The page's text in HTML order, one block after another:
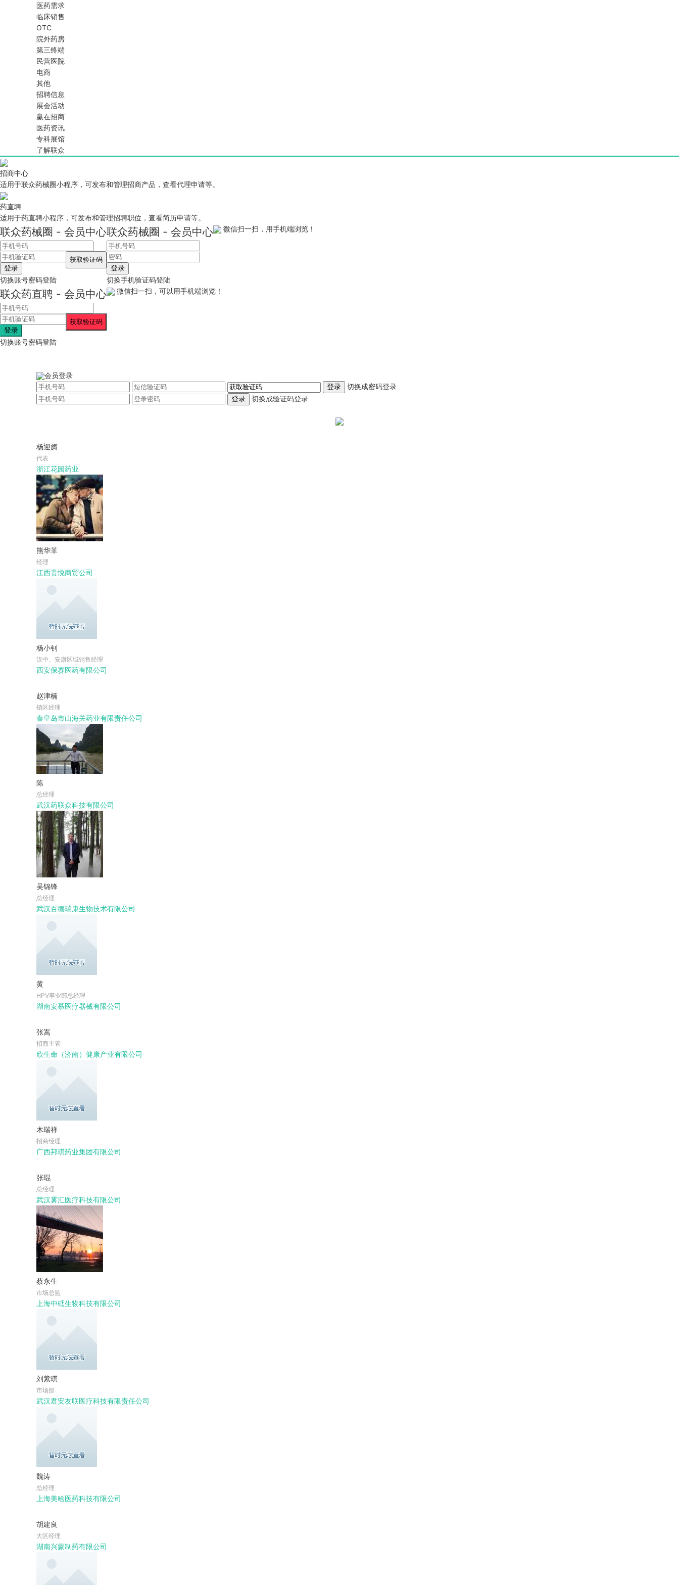
医药需求
临床销售
OTC
院外药房
第三终端
民营医院
电商
其他
招聘信息
展会活动
赢在招商
医药资讯
专科展馆
了解联众
招商中心
适用于联众药械圈小程序，可发布和管理招商产品，查看代理申请等。
药直聘
适用于药直聘小程序，可发布和管理招聘职位，查看简历申请等。
联众药械圈 - 会员中心
登录
切换账号密码登陆
联众药械圈 - 会员中心
登录
切换手机验证码登陆
微信扫一扫，用手机端浏览！
联众药直聘 - 会员中心
登录
切换账号密码登陆
微信扫一扫，可以用手机端浏览！
会员登录
登录 切换成密码登录
登录 切换成验证码登录
杨迎旖
代表
浙江花园药业
熊华革
经理
江西贵悦商贸公司
杨小钊
汉中、安康区域销售经理
西安保赛医药有限公司
赵津楠
销区经理
秦皇岛市山海关药业有限责任公司
陈
总经理
武汉药联众科技有限公司
吴锦锋
总经理
武汉百德瑞康生物技术有限公司
黄
HPV事业部总经理
湖南安慕医疗器械有限公司
张嵩
招商主管
欣生命（济南）健康产业有限公司
木瑞祥
招商经理
广西邦琪药业集团有限公司
张琨
总经理
武汉雾汇医疗科技有限公司
蔡永生
市场总监
上海中砥生物科技有限公司
刘紫琪
市场部
武汉君安友联医疗科技有限责任公司
魏涛
总经理
上海美哈医药科技有限公司
胡建良
大区经理
湖南兴蒙制药有限公司